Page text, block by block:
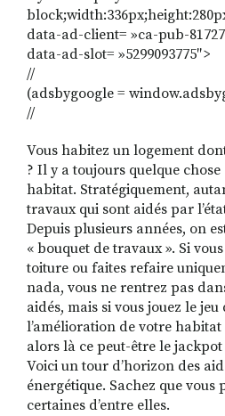
RECHERCHER
S'INSCRIRE À LA
FACEBOOK
data-ad-client= »ca-pub-
data-ad-slot= »5299093775″>
//
(adsbygoogle =
//
Vous habitez un logement
? Il y a toujours quelque
habitat. Stratégiquement,
travaux qui sont aidés par
Depuis plusieurs années, on
« bouquet de travaux ». Si
toiture ou faites refaire
nada, vous ne rentrez pas
aidés, mais si vous jouez le jeu
l’amélioration de votre
alors là ce peut-être le jackpot
Voici un tour d’horizon des
énergétique. Sachez que vous
certaines d’entre elles.